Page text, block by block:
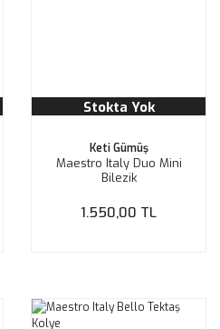
Stokta Yok
Keti Gümüş
Maestro Italy Duo Mini
Bilezik
1.550,00 TL